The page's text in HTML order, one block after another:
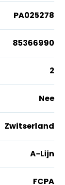
PA025278
85366990
2
Nee
Zwitserland
A-Lijn
FCPA